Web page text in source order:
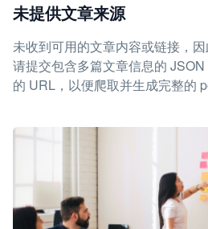
未提供文章来源
未收到可用的文章内容或链接，因
请提交包含多篇文章信息的
的 URL，以便爬取并生成完整的